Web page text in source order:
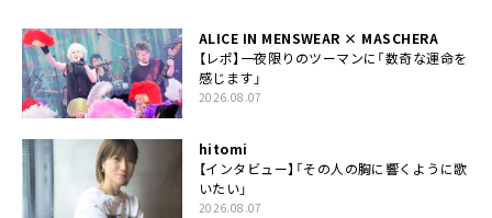
ALICE IN MENSWEAR × MASCHERA
【レポ】一夜限りのツーマンに「数奇な運命を
感じます」
2026.08.07
hitomi
【インタビュー】「その人の胸に響くように歌
いたい」
2026.08.07